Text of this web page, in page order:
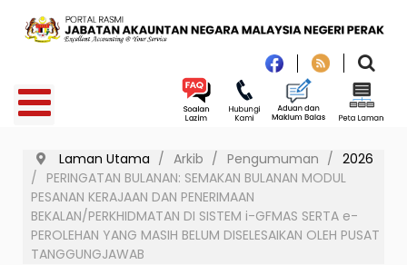
Laman Utama Arkib Pengumuman
2026
PERINGATAN BULANAN: SEMAKAN BULANAN MODUL
PESANAN KERAJAAN DAN PENERIMAAN
BEKALAN/PERKHIDMATAN DI SISTEM i-GFMAS SERTA e-
PEROLEHAN YANG MASIH BELUM DISELESAIKAN OLEH PUSAT
TANGGUNGJAWAB